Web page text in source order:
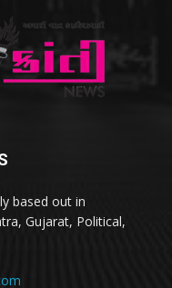
based out in
Gujarat, Political,